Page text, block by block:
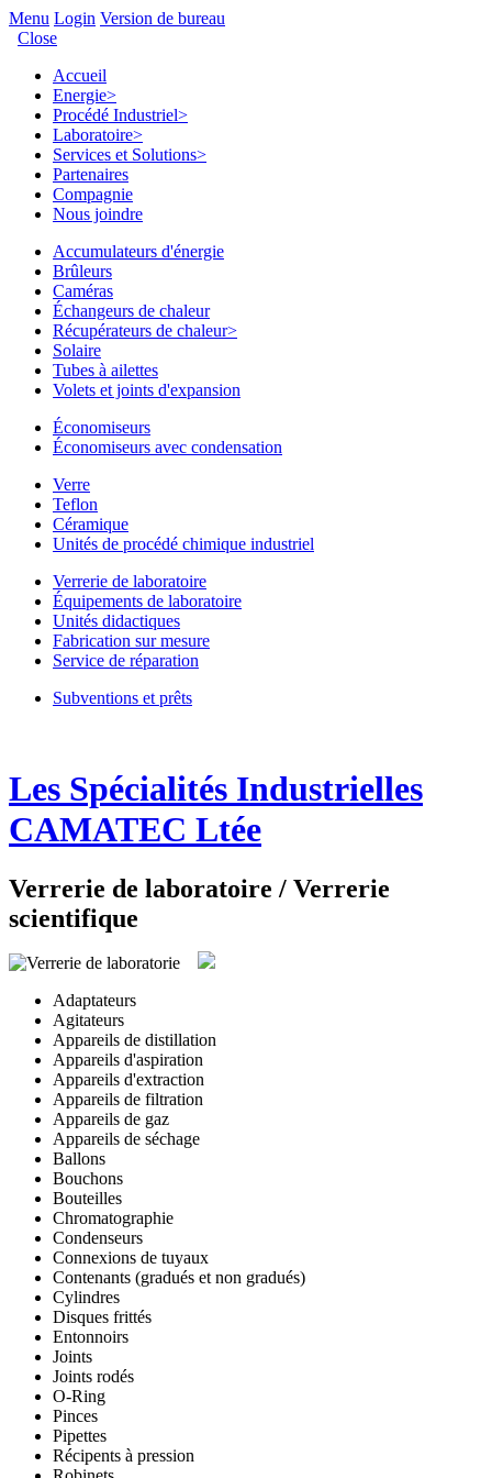
Menu Login Version de bureau
Close
Accueil
Energie>
Procédé Industriel>
Laboratoire>
Services et Solutions>
Partenaires
Compagnie
Nous joindre
Accumulateurs d'énergie
Brûleurs
Caméras
Échangeurs de chaleur
Récupérateurs de chaleur>
Solaire
Tubes à ailettes
Volets et joints d'expansion
Économiseurs
Économiseurs avec condensation
Verre
Teflon
Céramique
Unités de procédé chimique industriel
Verrerie de laboratoire
Équipements de laboratoire
Unités didactiques
Fabrication sur mesure
Service de réparation
Subventions et prêts
Les Spécialités Industrielles
CAMATEC Ltée
Verrerie de laboratoire / Verrerie
scientifique
Adaptateurs
Agitateurs
Appareils de distillation
Appareils d'aspiration
Appareils d'extraction
Appareils de filtration
Appareils de gaz
Appareils de séchage
Ballons
Bouchons
Bouteilles
Chromatographie
Condenseurs
Connexions de tuyaux
Contenants (gradués et non gradués)
Cylindres
Disques frittés
Entonnoirs
Joints
Joints rodés
O-Ring
Pinces
Pipettes
Récipents à pression